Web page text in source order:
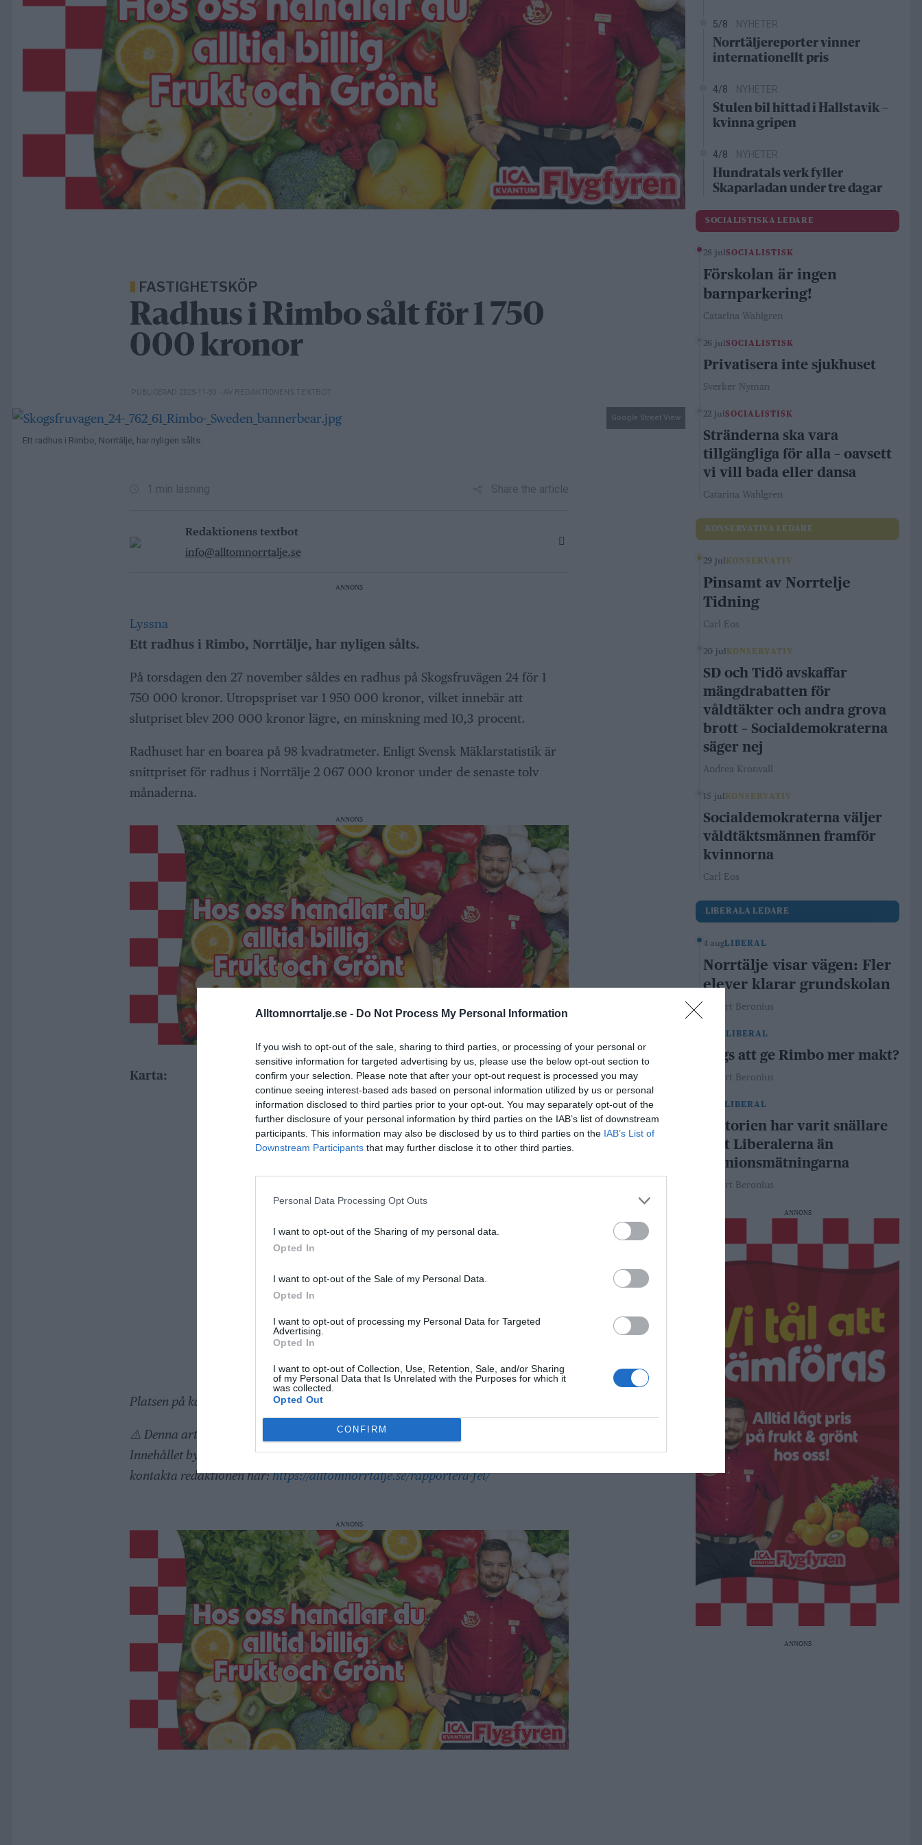
Alltomnorrtalje.se - Do Not Process My Personal Information
If you wish to opt-out of the sale, sharing to third parties, or processing of your personal or
sensitive information for targeted advertising by us, please use the below opt-out section to
confirm your selection. Please note that after your opt-out request is processed you may
continue seeing interest-based ads based on personal information utilized by us or personal
information disclosed to third parties prior to your opt-out. You may separately opt-out of the
further disclosure of your personal information by third parties on the IAB’s list of downstream
participants. This information may also be disclosed by us to third parties on the IAB’s List of
Downstream Participants that may further disclose it to other third parties.
Personal Data Processing Opt Outs
I want to opt-out of the Sharing of my personal data.
Opted In
I want to opt-out of the Sale of my Personal Data.
Opted In
I want to opt-out of processing my Personal Data for Targeted
Advertising.
Opted In
I want to opt-out of Collection, Use, Retention, Sale, and/or Sharing
of my Personal Data that Is Unrelated with the Purposes for which it
was collected.
Opted Out
CONFIRM
FASTIGHETSKÖP
Radhus i Rimbo sålt för 1 750
000 kronor
PUBLICERAD 2025-11-30 – AV REDAKTIONENS TEXTBOT
Google Street View
Ett radhus i Rimbo, Norrtälje, har nyligen sålts.
1 min läsning Share the article
Redaktionens textbot
info@alltomnorrtalje.se
ANNONS
Lyssna
Ett radhus i Rimbo, Norrtälje, har nyligen sålts.
På torsdagen den 27 november såldes en radhus på Skogsfruvägen 24 för 1
750 000 kronor. Utropspriset var 1 950 000 kronor, vilket innebär att
slutpriset blev 200 000 kronor lägre, en minskning med 10,3 procent.
Radhuset har en boarea på 98 kvadratmeter. Enligt Svensk Mäklarstatistik är
snittpriset för radhus i Norrtälje 2 067 000 kronor under de senaste tolv
månaderna.
ANNONS
Karta:
Platsen på kartan är ungefärlig
⚠️ Denna artikel är AI-genererad och publicerad utan manuell granskning.
Innehållet bygger på uppgifter från https://ahody.com. Vid frågor eller rättelser,
kontakta redaktionen här:https://alltomnorrtalje.se/rapportera-fel/
ANNONS
5/8 NYHETER
Norrtäljereporter vinner
internationellt pris
4/8 NYHETER
Stulen bil hittad i Hallstavik –
kvinna gripen
4/8 NYHETER
Hundratals verk fyller
Skaparladan under tre dagar
SOCIALISTISKA LEDARE
28 julSOCIALISTISK
Förskolan är ingen
barnparkering!
Catarina Wahlgren
26 julSOCIALISTISK
Privatisera inte sjukhuset
Sverker Nyman
22 julSOCIALISTISK
Stränderna ska vara
tillgängliga för alla – oavsett
vi vill bada eller dansa
Catarina Wahlgren
KONSERVATIVA LEDARE
29 jul KONSERVATIV
Pinsamt av Norrtelje
Tidning
Carl Eos
20 jul KONSERVATIV
SD och Tidö avskaffar
mängdrabatten för
våldtäkter och andra grova
brott – Socialdemokraterna
säger nej
Andrea Kronvall
15 jul KONSERVATIV
Socialdemokraterna väljer
våldtäktsmännen framför
kvinnorna
Carl Eos
LIBERALA LEDARE
4 augLIBERAL
Norrtälje visar vägen: Fler
elever klarar grundskolan
Robert Beronius
29 julLIBERAL
Dags att ge Rimbo mer makt?
Robert Beronius
LIBERAL
Historien har varit snällare
mot Liberalerna än
opinionsmätningarna
Robert Beronius
ANNONS
ANNONS